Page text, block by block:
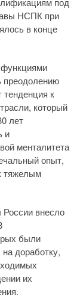
НСПК при
в конце
преодолению
тенденция к
который
лет
и
менталитета
опыт,
тяжелым
внесло
были
доработку,
их